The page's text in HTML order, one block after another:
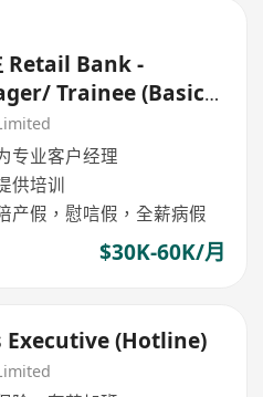
Retail Bank -
Trainee (Basic
专业客户经理
供培训
产假，慰唁假，全薪病假
$30K-60K/月
Executive (Hotline)